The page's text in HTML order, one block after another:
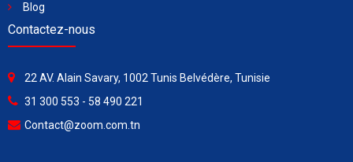
Blog
Contactez-nous
22 AV. Alain Savary, 1002 Tunis Belvédère, Tunisie
31 300 553 - 58 490 221
Contact@zoom.com.tn